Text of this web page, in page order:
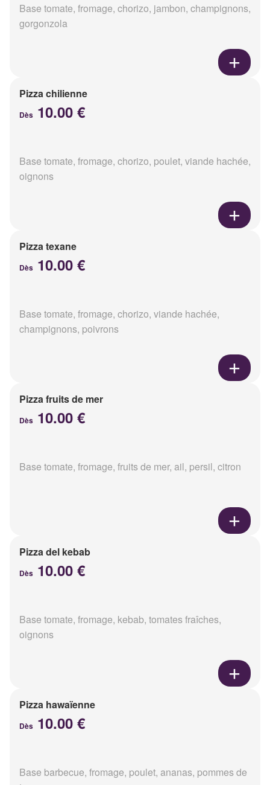
Base tomate, fromage, chorizo, jambon, champignons,
gorgonzola
Pizza chilienne
Dès 10.00 €
Base tomate, fromage, chorizo, poulet, viande hachée,
oignons
Pizza texane
Dès 10.00 €
Base tomate, fromage, chorizo, viande hachée,
champignons, poivrons
Pizza fruits de mer
Dès 10.00 €
Base tomate, fromage, fruits de mer, ail, persil, citron
Pizza del kebab
Dès 10.00 €
Base tomate, fromage, kebab, tomates fraîches,
oignons
Pizza hawaïenne
Dès 10.00 €
Base barbecue, fromage, poulet, ananas, pommes de